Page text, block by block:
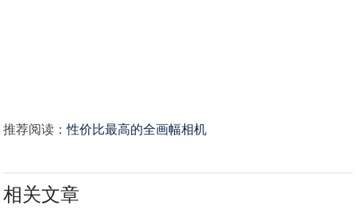
推荐阅读：性价比最高的全画幅相机
相关文章